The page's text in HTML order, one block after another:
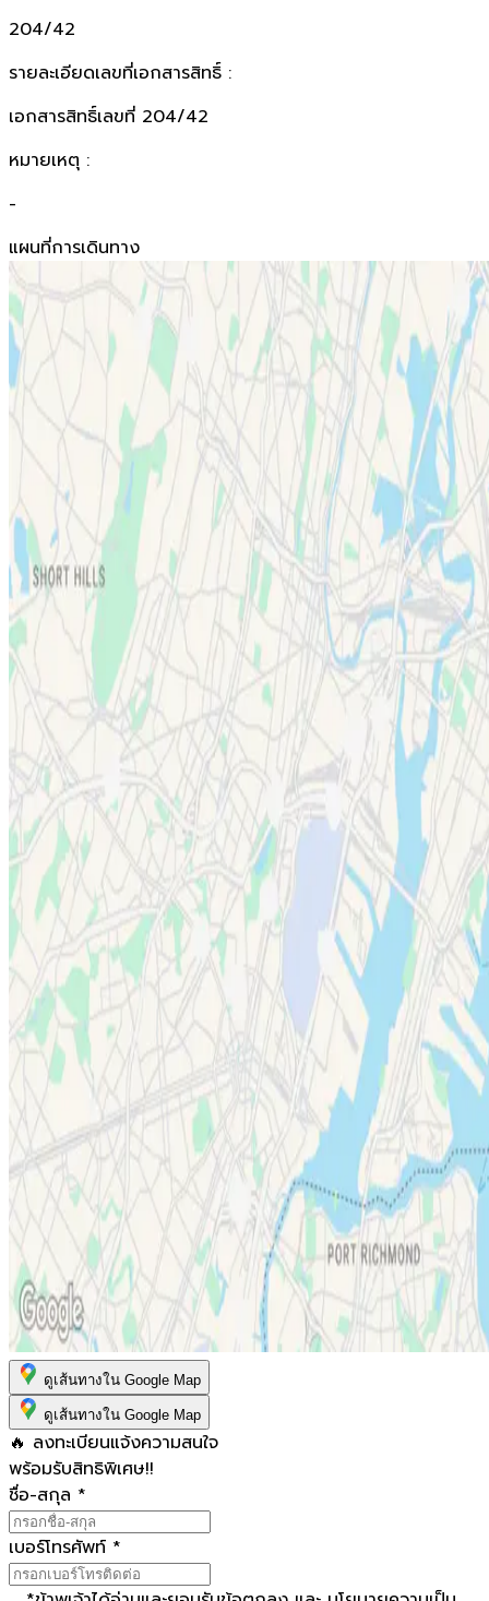
204/42
รายละเอียดเลขที่เอกสารสิทธิ์ :
เอกสารสิทธิ์เลขที่ 204/42
หมายเหตุ :
-
แผนที่การเดินทาง
ดูเส้นทางใน Google Map
ดูเส้นทางใน Google Map
🔥 ลงทะเบียนแจ้งความสนใจ
พร้อมรับสิทธิพิเศษ!!
ชื่อ-สกุล *
เบอร์โทรศัพท์ *